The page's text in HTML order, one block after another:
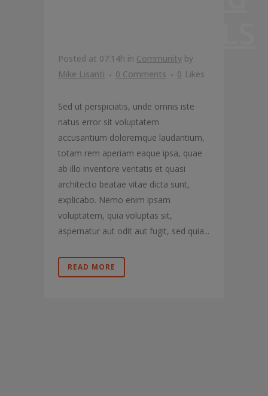
Posted at 07:14h in Community by
Mike Lisanti
0 Comments 0 Likes
Sed ut perspiciatis, unde omnis iste
natus error sit voluptatem
accusantium doloremque laudantium,
totam rem aperiam eaque ipsa, quae
ab illo inventore veritatis et quasi
architecto beatae vitae dicta sunt,
explicabo. Nemo enim ipsam
voluptatem, quia voluptas sit,
aspernatur aut odit aut fugit, sed quia...
READ MORE